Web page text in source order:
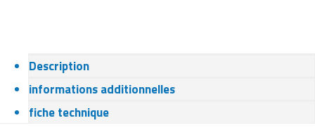
Description
informations additionnelles
fiche technique